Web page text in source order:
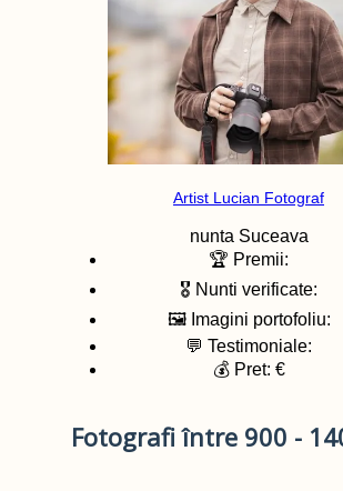
Artist Lucian Fotograf
nunta Suceava
🏆 Premii:
🎖️ Nunti verificate:
🖼️ Imagini portofoliu:
💬 Testimoniale:
💰 Pret: €
Fotografi între 900 -